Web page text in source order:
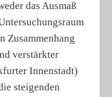
das Ausmaß
Zusammenhang
verstärkter
Innenstadt)
steigenden